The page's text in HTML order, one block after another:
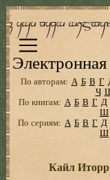
По авторам: А Б В Г
Ч
По книгам: А Б В Г Д
Ш
По сериям: А Б В Г Д
Ш
Кайл Иторр